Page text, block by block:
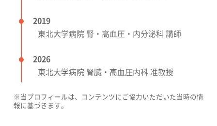
2019
東北大学病院 腎・高血圧・内分泌科 講師
2026
東北大学病院 腎臓・高血圧内科 准教授
※当プロフィールは、コンテンツにご協力いただいた当時の情
報に基づきます。